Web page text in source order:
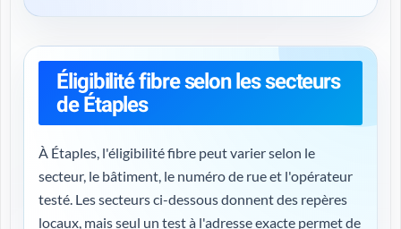
Éligibilité fibre selon les secteurs
de Étaples
À Étaples, l'éligibilité fibre peut varier selon le
secteur, le bâtiment, le numéro de rue et l'opérateur
testé. Les secteurs ci-dessous donnent des repères
locaux, mais seul un test à l'adresse exacte permet de